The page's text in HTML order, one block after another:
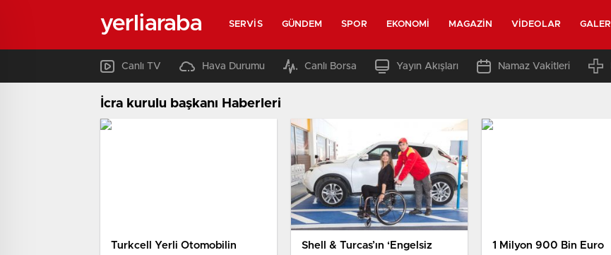
yerliaraba SERVIS GÜNDEM SPOR EKONOMI MAGAZIN VIDEOLAR GALERI
Canlı TV Hava Durumu Canlı Borsa Yayın Akışları Namaz Vakitleri
İcra kurulu başkanı Haberleri
Turkcell Yerli Otomobilin
Shell & Turcas’ın ‘Engelsiz
1 Milyon 900 Bin Euro